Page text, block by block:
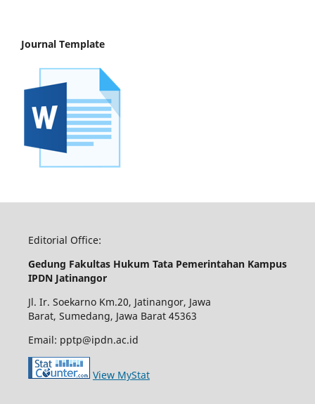
Journal Template
Editorial Office:
Gedung Fakultas Hukum Tata Pemerintahan Kampus
IPDN Jatinangor
Jl. Ir. Soekarno Km.20, Jatinangor, Jawa
Barat, Sumedang, Jawa Barat 45363
Email: pptp@ipdn.ac.id
View MyStat